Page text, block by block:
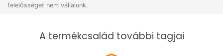
felelősséget nem vállalunk.
A termékcsalád további tagjai